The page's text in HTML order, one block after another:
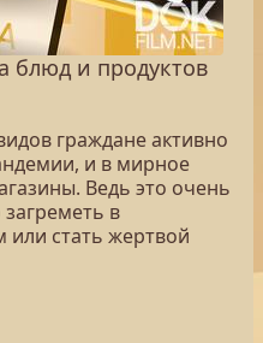
блюд и продуктов
граждане активно
и в мирное
Ведь это очень
в
стать жертвой